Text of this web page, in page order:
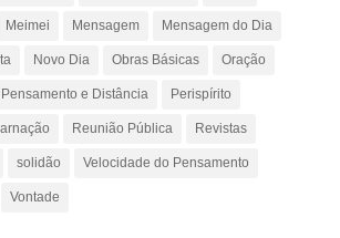
Meimei Mensagem Mensagem do Dia
Novo Dia Obras Básicas Oração
Pensamento e Distância Perispírito
Reunião Pública Revistas
solidão Velocidade do Pensamento
Vontade